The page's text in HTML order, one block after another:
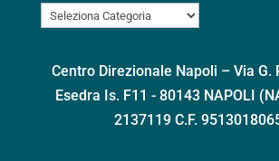
Centro Direzionale Napoli – Via G.
Esedra Is. F11 - 80143 NAPOLI
2137119 C.F.